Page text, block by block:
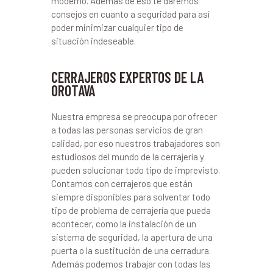
consejos en cuanto a seguridad para así
poder minimizar cualquier tipo de
situación indeseable.
CERRAJEROS EXPERTOS DE LA
OROTAVA
Nuestra empresa se preocupa por ofrecer
a todas las personas servicios de gran
calidad, por eso nuestros trabajadores son
estudiosos del mundo de la cerrajería y
pueden solucionar todo tipo de imprevisto.
Contamos con cerrajeros que están
siempre disponibles para solventar todo
tipo de problema de cerrajería que pueda
acontecer, como la instalación de un
sistema de seguridad, la apertura de una
puerta o la sustitución de una cerradura.
Además podemos trabajar con todas las